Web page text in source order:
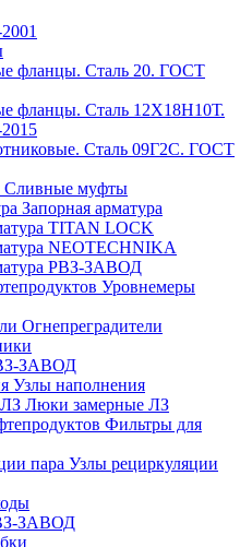
фланцы. Сталь 20. ГОСТ
фланцы. Сталь 12Х18Н10Т.
Сталь 09Г2С. ГОСТ
Сливные муфты
Запорная арматура
TITAN LOCK
NEOTECHNIKA
РВЗ-ЗАВОД
Уровнемеры
Огнепреградители
ЗАВОД
Узлы наполнения
Люки замерные ЛЗ
Фильтры для
Узлы рециркуляции
ЗАВОД